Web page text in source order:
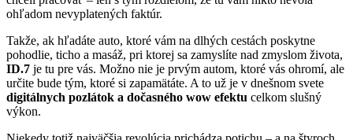
ohľadom nevyplatených faktúr.
Takže, ak hľadáte auto, ktoré vám na dlhých cestách poskytne
pohodlie, ticho a masáž, pri ktorej sa zamyslíte nad zmyslom života,
ID.7 je tu pre vás. Možno nie je prvým autom, ktoré vás ohromí, ale
určite bude tým, ktoré si zapamätáte. A to už je v dnešnom svete
digitálnych pozlátok a dočasného wow efektu celkom slušný
výkon.